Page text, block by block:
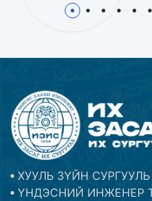
1 2
ХУУЛЬ ЗҮЙН СУРГУУЛЬ
ҮНДЭСНИЙ ИНЖЕНЕР